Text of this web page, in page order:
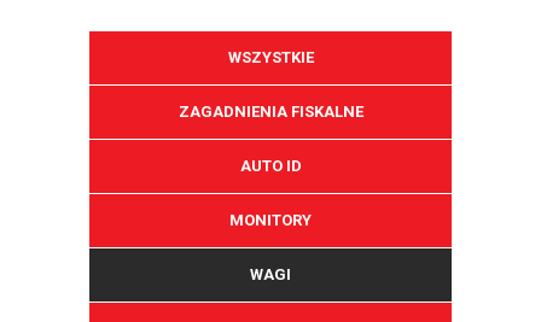
WSZYSTKIE
ZAGADNIENIA FISKALNE
AUTO ID
MONITORY
WAGI